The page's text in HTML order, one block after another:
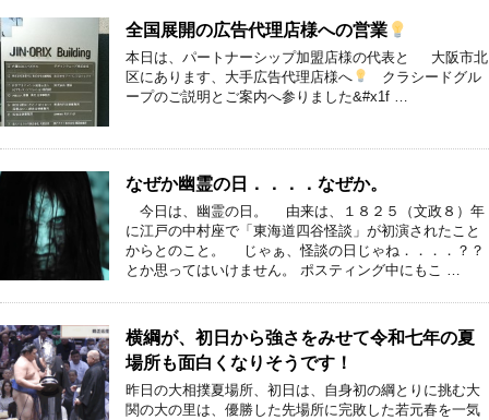
全国展開の広告代理店様への営業
本日は、パートナーシップ加盟店様の代表と 大阪市北
区にあります、大手広告代理店様へ
クラシードグル
ープのご説明とご案内へ参りました&#x1f …
なぜか幽霊の日．．．．なぜか。
今日は、幽霊の日。 由来は、１８２５（文政８）年
に江戸の中村座で「東海道四谷怪談」が初演されたこと
からとのこと。 じゃぁ、怪談の日じゃね．．．．？？
とか思ってはいけません。 ポスティング中にもこ …
横綱が、初日から強さをみせて令和七年の夏
場所も面白くなりそうです！
昨日の大相撲夏場所、初日は、自身初の綱とりに挑む大
関の大の里は、優勝した先場所に完敗した若元春を一気